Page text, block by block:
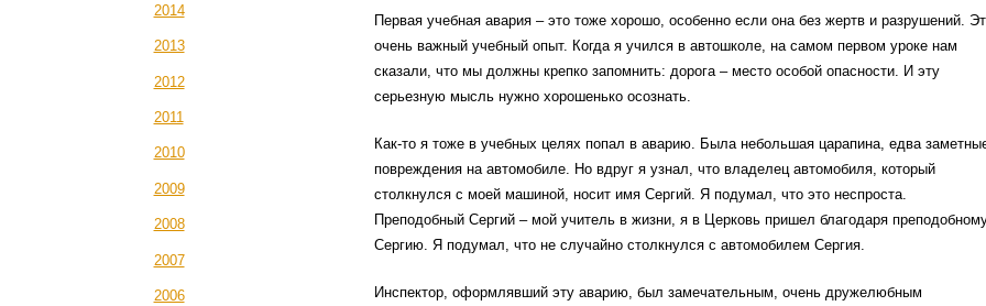
2014
2013
2012
2011
2010
2009
2008
2007
2006
Первая учебная авария – это тоже хорошо, особенно если она без жертв и разрушений.
очень важный учебный опыт. Когда я учился в автошколе, на самом первом уроке нам
сказали, что мы должны крепко запомнить: дорога – место особой опасности. И эту
серьезную мысль нужно хорошенько осознать.
Как-то я тоже в учебных целях попал в аварию. Была небольшая царапина, едва
повреждения на автомобиле. Но вдруг я узнал, что владелец автомобиля, который
столкнулся с моей машиной, носит имя Сергий. Я подумал, что это неспроста.
Преподобный Сергий – мой учитель в жизни, я в Церковь пришел благодаря
Сергию. Я подумал, что не случайно столкнулся с автомобилем Сергия.
Инспектор, оформлявший эту аварию, был замечательным, очень дружелюбным